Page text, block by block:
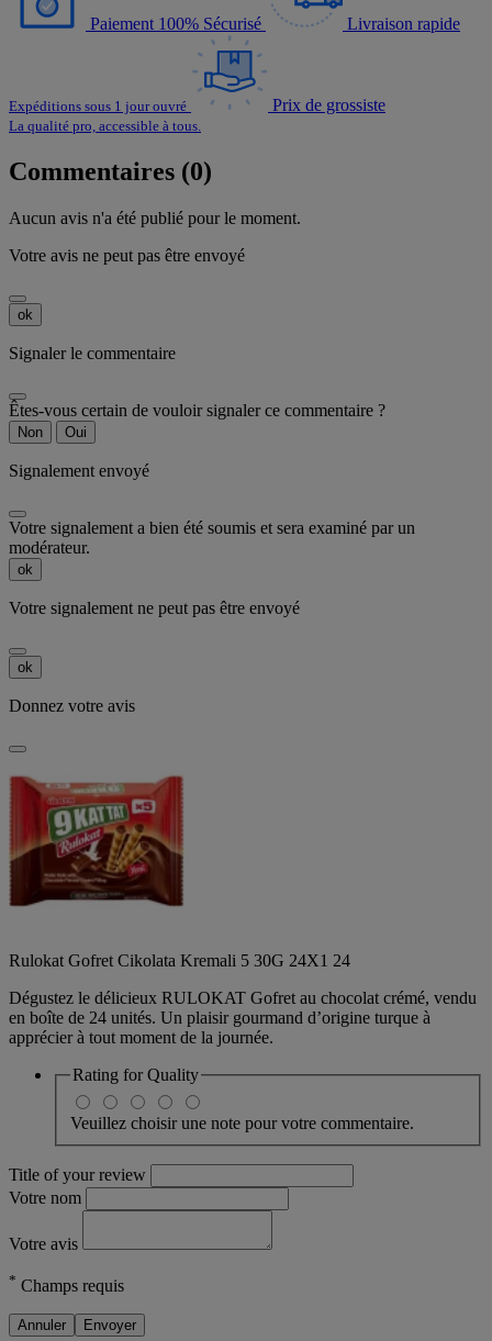
Paiement 100% Sécurisé Livraison rapide
Expéditions sous 1 jour ouvré Prix de grossiste
La qualité pro, accessible à tous.
Commentaires (0)
Aucun avis n'a été publié pour le moment.
Votre avis ne peut pas être envoyé
ok
Signaler le commentaire
Êtes-vous certain de vouloir signaler ce commentaire ?
Non Oui
Signalement envoyé
Votre signalement a bien été soumis et sera examiné par un
modérateur.
ok
Votre signalement ne peut pas être envoyé
ok
Donnez votre avis
Rulokat Gofret Cikolata Kremali 5 30G 24X1 24
Dégustez le délicieux RULOKAT Gofret au chocolat crémé, vendu
en boîte de 24 unités. Un plaisir gourmand d’origine turque à
apprécier à tout moment de la journée.
Rating forQuality
Veuillez choisir une note pour votre commentaire.
Title of your review
Votre nom
Votre avis
* Champs requis
Annuler Envoyer